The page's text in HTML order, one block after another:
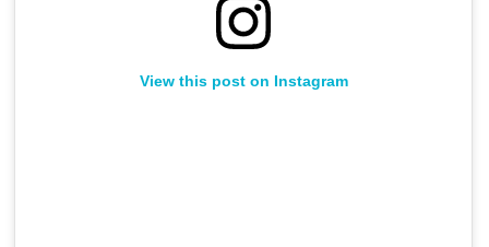
View this post on Instagram